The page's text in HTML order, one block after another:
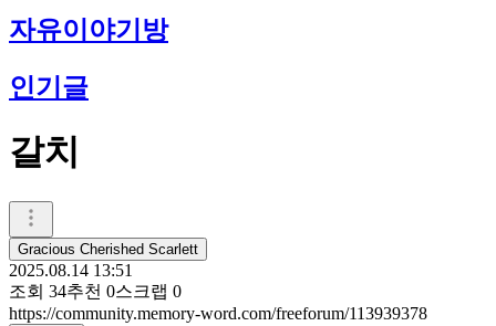
자유이야기방
인기글
갈치
Gracious Cherished Scarlett
2025.08.14 13:51
조회 34추천 0스크랩 0
https://community.memory-word.com/freeforum/113939378